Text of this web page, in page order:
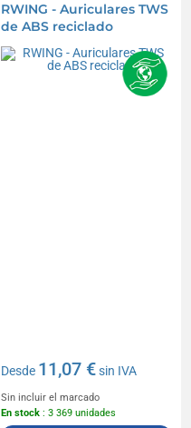
RWING - Auriculares TWS
de ABS reciclado
Desde 11,07 €sin IVA
Sin incluir el marcado
En stock : 3 369 unidades